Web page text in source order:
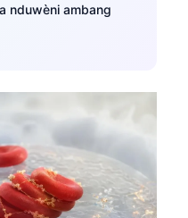
nduwèni ambang